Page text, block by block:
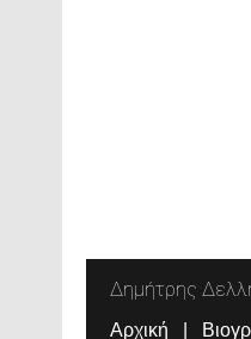
Δημήτρης
Αρχική